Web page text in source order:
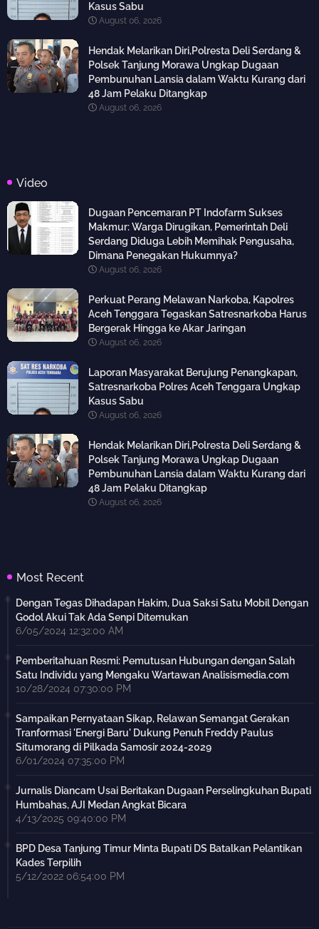
Kasus Sabu
August 06, 2026
Hendak Melarikan Diri,Polresta Deli Serdang &
Polsek Tanjung Morawa Ungkap Dugaan
Pembunuhan Lansia dalam Waktu Kurang dari
48 Jam Pelaku Ditangkap
August 06, 2026
Video
Dugaan Pencemaran PT Indofarm Sukses
Makmur: Warga Dirugikan, Pemerintah Deli
Serdang Diduga Lebih Memihak Pengusaha,
Dimana Penegakan Hukumnya?
August 06, 2026
Perkuat Perang Melawan Narkoba, Kapolres
Aceh Tenggara Tegaskan Satresnarkoba Harus
Bergerak Hingga ke Akar Jaringan
August 06, 2026
Laporan Masyarakat Berujung Penangkapan,
Satresnarkoba Polres Aceh Tenggara Ungkap
Kasus Sabu
August 06, 2026
Hendak Melarikan Diri,Polresta Deli Serdang &
Polsek Tanjung Morawa Ungkap Dugaan
Pembunuhan Lansia dalam Waktu Kurang dari
48 Jam Pelaku Ditangkap
August 06, 2026
Most Recent
Dengan Tegas Dihadapan Hakim, Dua Saksi Satu Mobil Dengan
Godol Akui Tak Ada Senpi Ditemukan
6/05/2024 12:32:00 AM
Pemberitahuan Resmi: Pemutusan Hubungan dengan Salah
Satu Individu yang Mengaku Wartawan Analisismedia.com
10/28/2024 07:30:00 PM
Sampaikan Pernyataan Sikap, Relawan Semangat Gerakan
Tranformasi 'Energi Baru' Dukung Penuh Freddy Paulus
Situmorang di Pilkada Samosir 2024-2029
6/01/2024 07:35:00 PM
Jurnalis Diancam Usai Beritakan Dugaan Perselingkuhan Bupati
Humbahas, AJI Medan Angkat Bicara
4/13/2025 09:40:00 PM
BPD Desa Tanjung Timur Minta Bupati DS Batalkan Pelantikan
Kades Terpilih
5/12/2022 06:54:00 PM